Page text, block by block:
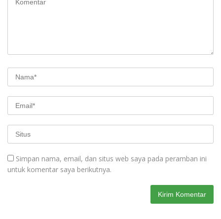
Simpan nama, email, dan situs web saya pada peramban ini
untuk komentar saya berikutnya.